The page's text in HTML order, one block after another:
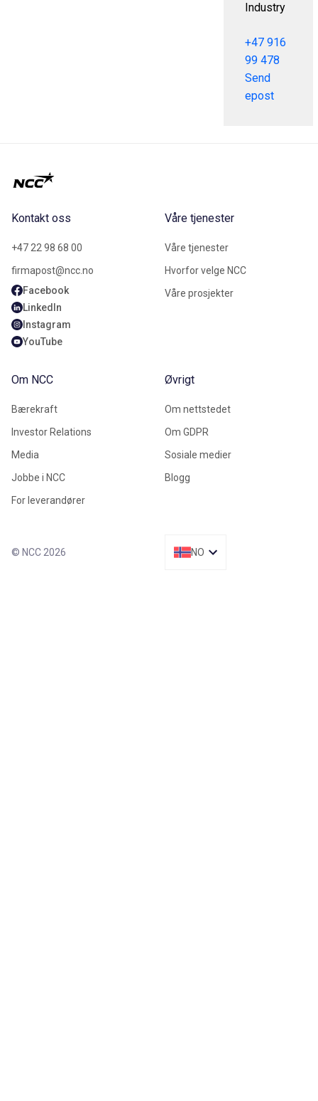
Industry
+47 916
99 478
Send
epost
Kontakt oss
+47 22 98 68 00
firmapost@ncc.no
Facebook
LinkedIn
Instagram
YouTube
Våre tjenester
Våre tjenester
Hvorfor velge NCC
Våre prosjekter
Om NCC
Bærekraft
Investor Relations
Media
Jobbe i NCC
For leverandører
Øvrigt
Om nettstedet
Om GDPR
Sosiale medier
Blogg
© NCC 2026 NO